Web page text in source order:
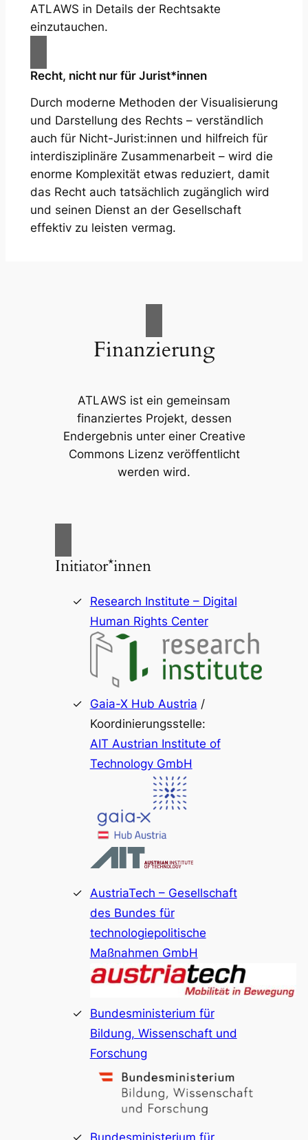
ATLAWS in Details der Rechtsakte
einzutauchen.
Recht, nicht nur für Jurist*innen
Durch moderne Methoden der Visualisierung
und Darstellung des Rechts – verständlich
auch für Nicht-Jurist:innen und hilfreich für
interdisziplinäre Zusammenarbeit – wird die
enorme Komplexität etwas reduziert, damit
das Recht auch tatsächlich zugänglich wird
und seinen Dienst an der Gesellschaft
effektiv zu leisten vermag.
Finanzierung
ATLAWS ist ein gemeinsam
finanziertes Projekt, dessen
Endergebnis unter einer Creative
Commons Lizenz veröffentlicht
werden wird.
Initiator*innen
Research Institute – Digital
Human Rights Center
Gaia-X Hub Austria /
Koordinierungsstelle:
AIT Austrian Institute of
Technology GmbH
AustriaTech – Gesellschaft
des Bundes für
technologiepolitische
Maßnahmen GmbH
Bundesministerium für
Bildung, Wissenschaft und
Forschung
Bundesministerium für